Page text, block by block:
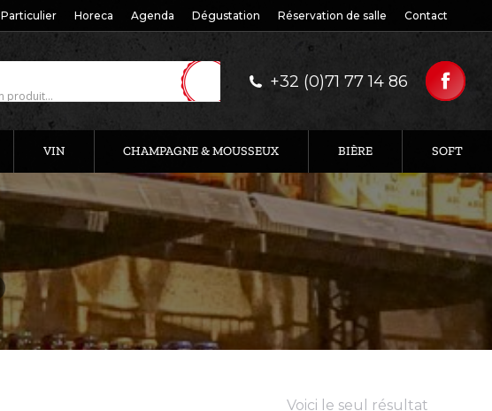
Particulier Horeca Agenda Dégustation Réservation de salle Contact
+32 (0)71 77 14 86
VIN CHAMPAGNE & MOUSSEUX BIÈRE SOFT
Voici le seul résultat